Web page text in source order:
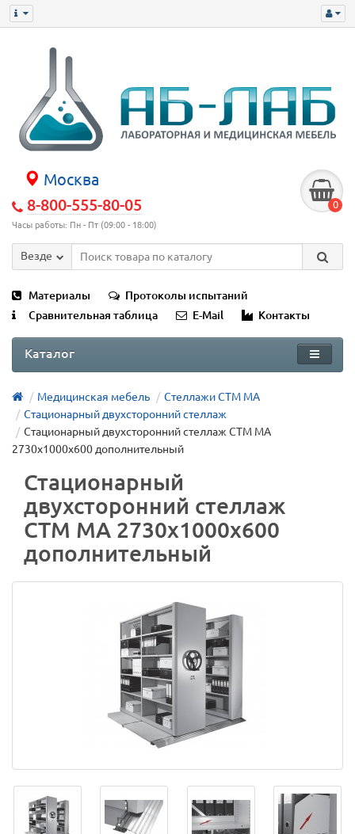
Москва
8-800-555-80-05
Часы работы: Пн - Пт (09:00 - 18:00)
0
Везде
Материалы
Протоколы испытаний
Сравнительная таблица
E-Mail Контакты
Каталог
Медицинская мебель
Стеллажи СТМ МА
Стационарный двухсторонний стеллаж
Стационарный двухсторонний стеллаж СТМ МА
2730х1000х600 дополнительный
Стационарный
двухсторонний стеллаж
СТМ МА 2730х1000х600
дополнительный